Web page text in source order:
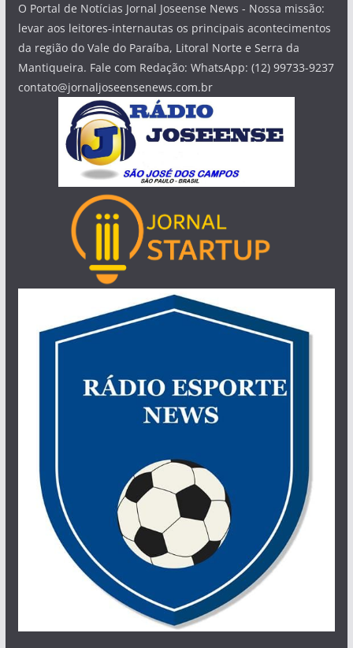
O Portal de Notícias Jornal Joseense News - Nossa missão:
levar aos leitores-internautas os principais acontecimentos
da região do Vale do Paraíba, Litoral Norte e Serra da
Mantiqueira. Fale com Redação: WhatsApp: (12) 99733-9237
contato@jornaljoseensenews.com.br